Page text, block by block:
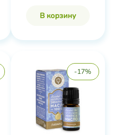
В корзину
-17%